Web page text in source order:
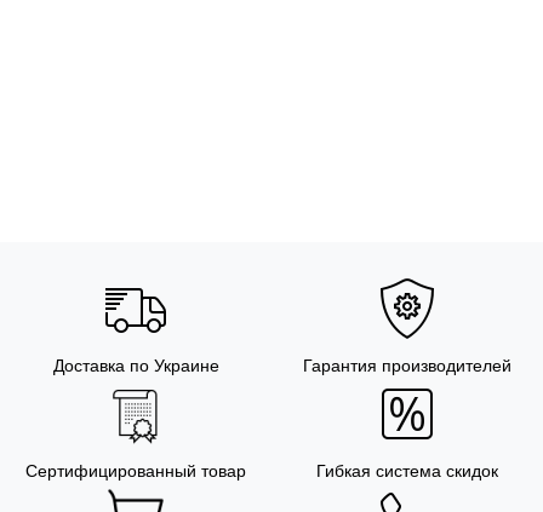
Доставка по Украине Гарантия производителей
Сертифицированный товар Гибкая система скидок